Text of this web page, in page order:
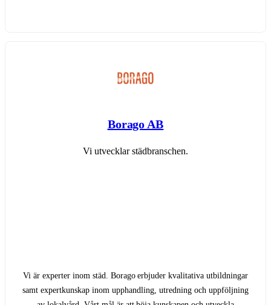
Borago AB
Vi utvecklar städbranschen.
Vi är experter inom städ. Borago erbjuder kvalitativa utbildningar
samt expertkunskap inom upphandling, utredning och uppföljning